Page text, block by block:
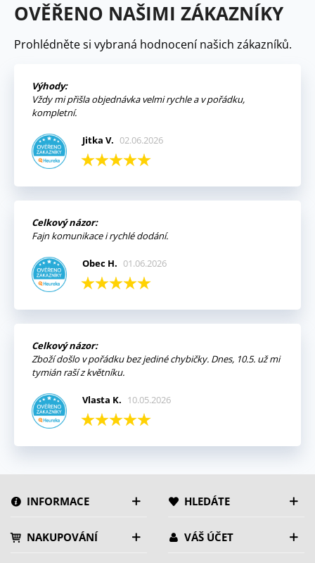
OVĚŘENO NAŠIMI ZÁKAZNÍKY
Prohlédněte si vybraná hodnocení našich zákazníků.
Výhody:
Vždy mi přišla objednávka velmi rychle a v pořádku,
kompletní.
Jitka V. 02.06.2026
Celkový názor:
Fajn komunikace i rychlé dodání.
Obec H. 01.06.2026
Celkový názor:
Zboží došlo v pořádku bez jediné chybičky. Dnes, 10.5. už mi
tymián raší z květníku.
Vlasta K. 10.05.2026
INFORMACE HLEDÁTE
NAKUPOVÁNÍ VÁŠ ÚČET